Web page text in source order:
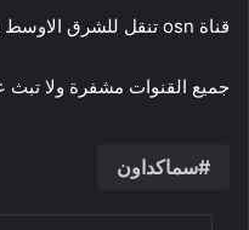
قناة osn تنقل للشرق الاوسط بشكل كامل
جميع القنوات مشفرة ولا
سماكداون